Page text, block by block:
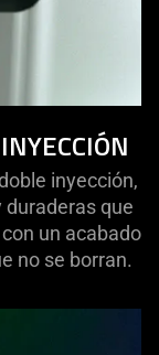
inyección,
que
un acabado
no se borran.